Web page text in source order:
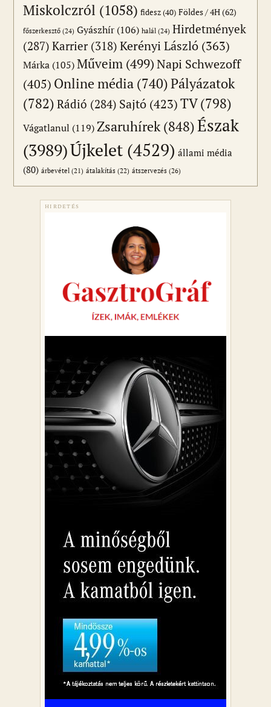
Miskolczról (1058) fidesz(40) Földes / 4H(62)
főszerkesztő (24) Gyászhír (106) halál (24) Hirdetmények
(287) Karrier(318) Kerényi László (363)
Márka (105) Műveim (499)Napi Schwezoff
(405) Online média (740)Pályázatok
(782) Rádió (284) Sajtó (423)TV(798)
Vágatlanul (119)Zsaruhírek(848)Észak
(3989)Újkelet (4529) állami média
(80) árbevétel (21) átalakítás (22) átszervezés (26)
HIRDETÉS